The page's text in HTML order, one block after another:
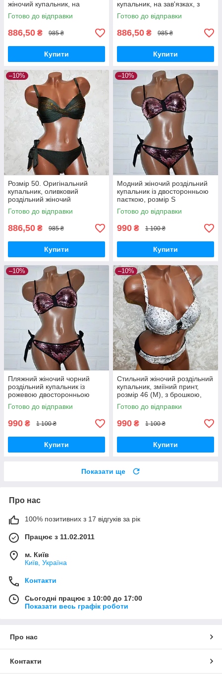
жіночий купальник, на
зав'язках, з пушапом
Готово до відправки
886,50 ₴ 985 ₴
Купити
купальник, на зав'язках, з
пуш-ап
Готово до відправки
886,50 ₴ 985 ₴
Купити
–10%
Розмір 50. Оригінальний
купальник, оливковий
роздільний жіночий
купальник, на зав'язках, з
пушапом
Готово до відправки
886,50 ₴ 985 ₴
Купити
–10%
Модний жіночий роздільний
купальник із двосторонньою
паєткою, розмір S
Готово до відправки
990 ₴ 1 100 ₴
Купити
–10%
Пляжний жіночий чорний
роздільний купальник із
рожевою двосторонньою
паєткою, розмір M
Готово до відправки
990 ₴ 1 100 ₴
Купити
–10%
Стильний жіночий роздільний
купальник, зміїний принт,
розмір 46 (M), з брошкою,
пушапом, труси сліпи
Готово до відправки
990 ₴ 1 100 ₴
Купити
Показати ще
Про нас
100% позитивних з 17 відгуків за рік
Працює з 11.02.2011
м. Київ
Київ, Україна
Контакти
Сьогодні працює з 10:00 до 17:00
Показати весь графік роботи
Про нас
Контакти